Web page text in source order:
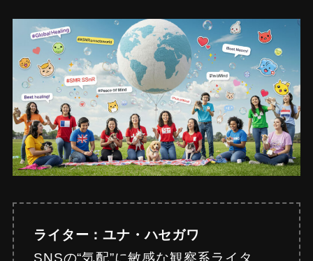
ライター：ユナ・ハセガワ
SNSの“気配”に敏感な観察系ライタ